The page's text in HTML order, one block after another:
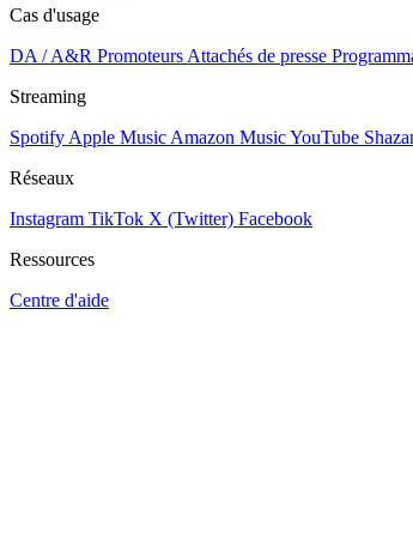
Cas d'usage
DA / A&R Promoteurs Attachés de presse
Streaming
Spotify Apple Music Amazon MusicYouTube
Réseaux
Instagram TikTok X (Twitter) Facebook
Ressources
Centre d'aide